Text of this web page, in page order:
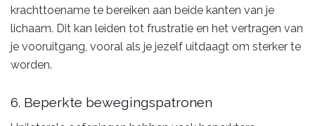
krachttoename te bereiken aan beide kanten van je
lichaam. Dit kan leiden tot frustratie en het vertragen van
je vooruitgang, vooral als je jezelf uitdaagt om sterker te
worden.
6. Beperkte bewegingspatronen